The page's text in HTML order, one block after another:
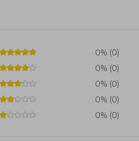
0% (0)
0% (0)
0% (0)
0% (0)
0% (0)